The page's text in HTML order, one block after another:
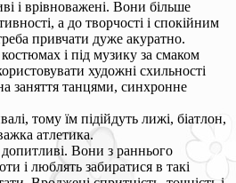
і врівноважені. Вони більше
а до творчості і спокійним
привчати дуже акуратно.
і під музику за смаком
художні схильності
заняття танцями, синхронне
тому їм підійдуть лижі, біатлон,
атлетика.
Вони з раннього
і люблять забиратися в такі